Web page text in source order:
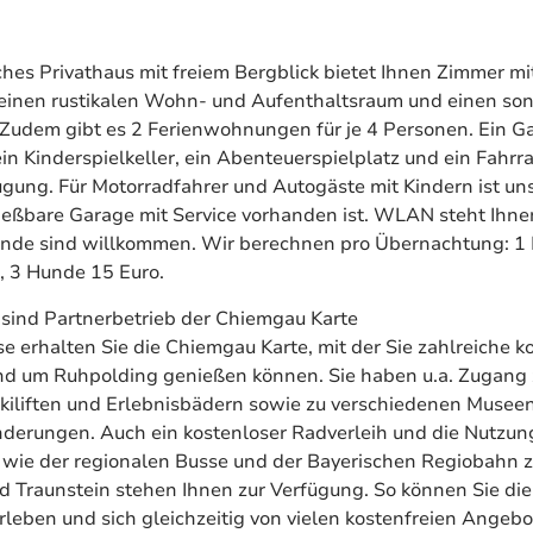
Privathaus mit freiem Bergblick bietet Ihnen Zimmer
rustikalen Wohn- und Aufenthaltsraum und einen
gibt es 2 Ferienwohnungen für je 4 Personen. Ein
Kinderspielkeller, ein Abenteuerspielplatz und ein
Für Motorradfahrer und Autogäste mit Kindern ist
Garage mit Service vorhanden ist. WLAN steht
sind willkommen. Wir berechnen pro Übernachtung: 1
3 Hunde 15 Euro.
Partnerbetrieb der Chiemgau Karte
erhalten Sie die Chiemgau Karte, mit der Sie zahlreiche
um Ruhpolding genießen können. Sie haben u.a. Zugang
und Erlebnisbädern sowie zu verschiedenen
Auch ein kostenloser Radverleih und die
der regionalen Busse und der Bayerischen Regiobahn
Traunstein stehen Ihnen zur Verfügung. So können Sie
und sich gleichzeitig von vielen kostenfreien